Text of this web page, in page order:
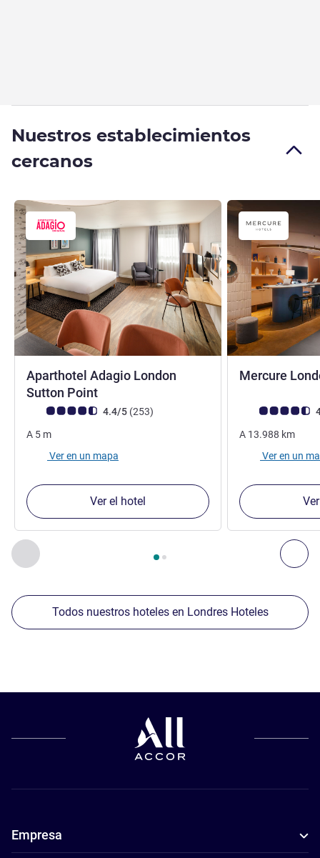
Nuestros establecimientos
cercanos
Anterior - Nuestros establecimientos cercanos
Página , Nuestros establecimientos cercanos 1 :,
Aparthotel Adagio London
Sutton Point
Nota de clientes de Avis (Clasificación de ALL)
4.4/5 (253opiniones
)
A 5 m
Ver en un mapa
Ver el hotel
Mercure
Nota de clientes
A 13.988 km
Ver en un
Todos nuestros hoteles en Londres Hoteles
Empresa